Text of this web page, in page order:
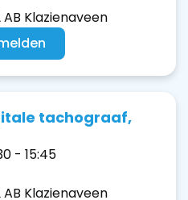
Klazienaveen
tachograaf,
- 15:45
Klazienaveen